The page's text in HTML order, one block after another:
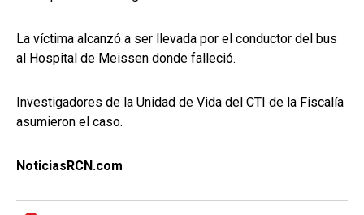
La víctima alcanzó a ser llevada por el conductor del bus
al Hospital de Meissen donde falleció.
Investigadores de la Unidad de Vida del CTI de la Fiscalía
asumieron el caso.
NoticiasRCN.com